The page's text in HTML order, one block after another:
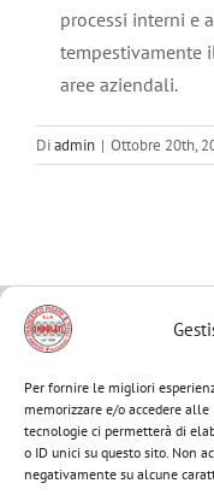
Per fornire le migliori
memorizzare e/o accedere
tecnologie ci permetterà di
o ID unici su questo sito. Non
negativamente su alcune
processi interni e
aree aziendali.
Diadmin | Ottobre 20th,
MENU
Toggle
Navigation